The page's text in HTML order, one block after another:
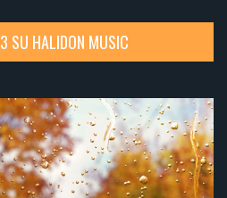
SU HALIDON MUSIC